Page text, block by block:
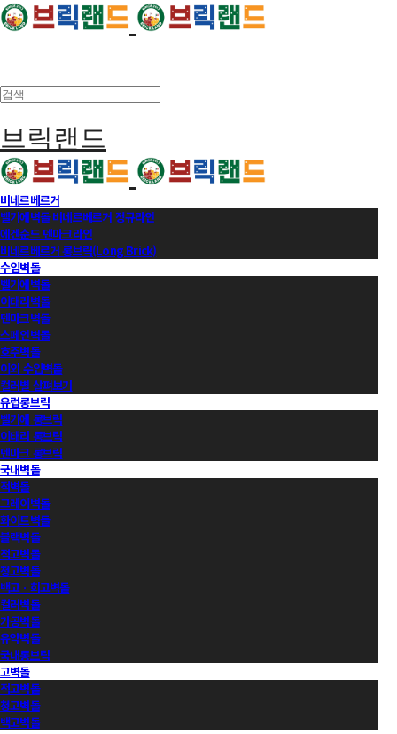
브릭랜드
비네르베르거
벨기에벽돌 비네르베르거 정규라인
에겐순드 덴마크라인
비네르베르거 롱브릭(Long Brick)
수입벽돌
벨기에벽돌
이태리벽돌
덴마크벽돌
스페인벽돌
호주벽돌
이외 수입벽돌
컬러별 살펴보기
유럽롱브릭
벨기에 롱브릭
이태리 롱브릭
덴마크 롱브릭
국내벽돌
적벽돌
그레이벽돌
화이트벽돌
블랙벽돌
적고벽돌
청고벽돌
백고ㆍ회고벽돌
컬러벽돌
가공벽돌
유약벽돌
국내롱브릭
고벽돌
적고벽돌
청고벽돌
백고벽돌